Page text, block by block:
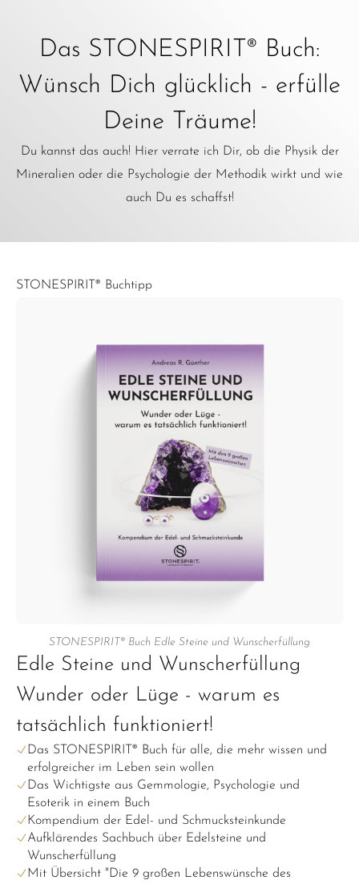
Das STONESPIRIT® Buch:
Wünsch Dich glücklich - erfülle
Deine Träume!
Du kannst das auch! Hier verrate ich Dir, ob die Physik der
Mineralien oder die Psychologie der Methodik wirkt und wie
auch Du es schaffst!
STONESPIRIT® Buchtipp
STONESPIRIT® Buch Edle Steine und Wunscherfüllung
Edle Steine und Wunscherfüllung
Wunder oder Lüge - warum es
tatsächlich funktioniert!
Das STONESPIRIT® Buch für alle, die mehr wissen und
erfolgreicher im Leben sein wollen
Das Wichtigste aus Gemmologie, Psychologie und
Esoterik in einem Buch
Kompendium der Edel- und Schmucksteinkunde
Aufklärendes Sachbuch über Edelsteine und
Wunscherfüllung
Mit Übersicht "Die 9 großen Lebenswünsche des